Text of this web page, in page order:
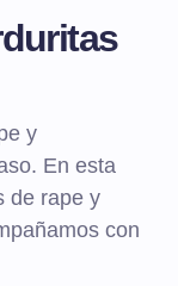
y
En esta
de rape y
con